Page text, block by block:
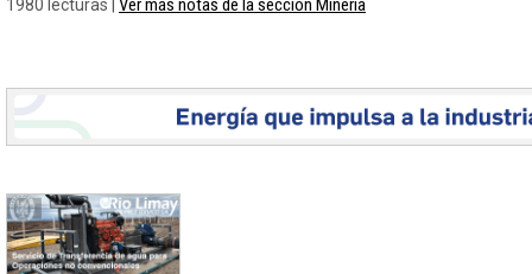
1980 lecturas | Ver más notas de la sección Minería